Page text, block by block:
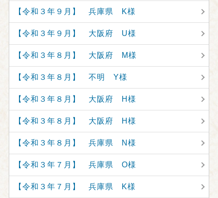
【令和３年９月】 兵庫県 K様
【令和３年９月】 大阪府 U様
【令和３年８月】 大阪府 M様
【令和３年８月】 不明 Y様
【令和３年８月】 大阪府 H様
【令和３年８月】 大阪府 H様
【令和３年８月】 兵庫県 N様
【令和３年７月】 兵庫県 O様
【令和３年７月】 兵庫県 K様